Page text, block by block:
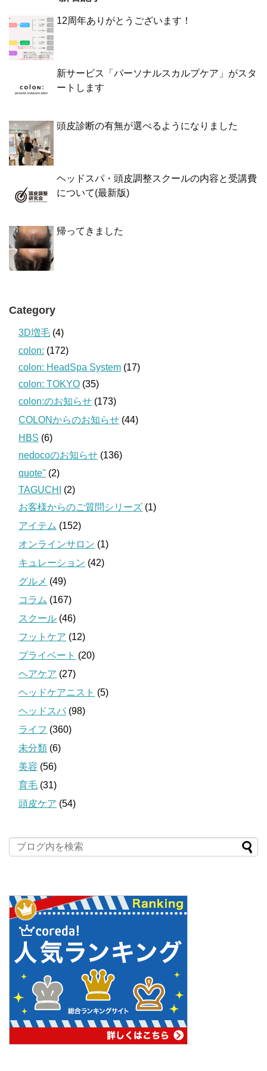
12周年ありがとうございます！
新サービス「パーソナルスカルプケア」がスタ
ートします
頭皮診断の有無が選べるようになりました
ヘッドスパ・頭皮調整スクールの内容と受講費
について(最新版)
帰ってきました
Category
3D増毛 (4)
colon: (172)
colon: HeadSpa System (17)
colon: TOKYO (35)
colon:のお知らせ (173)
COLONからのお知らせ (44)
HBS (6)
nedocoのお知らせ (136)
quote'' (2)
TAGUCHI
(2)
お客様からのご質問シリーズ (1)
アイテム (152)
オンラインサロン (1)
キュレーション (42)
グルメ (49)
コラム (167)
スクール (46)
フットケア (12)
プライベート (20)
ヘアケア (27)
ヘッドケアニスト (5)
ヘッドスパ (98)
ライフ (360)
未分類 (6)
美容 (56)
育毛 (31)
頭皮ケア (54)